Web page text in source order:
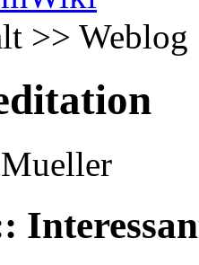
>> Weblog